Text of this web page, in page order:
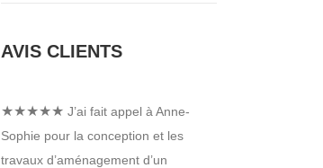
AVIS CLIENTS
★★★★★ J’ai fait appel à Anne-
Sophie pour la conception et les
travaux d’aménagement d’un